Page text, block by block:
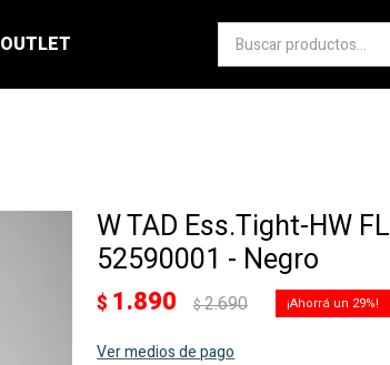
OUTLET
W TAD Ess.Tight-HW FL
52590001 - Negro
$ 1.890 $2.690 29
Ver medios de pago